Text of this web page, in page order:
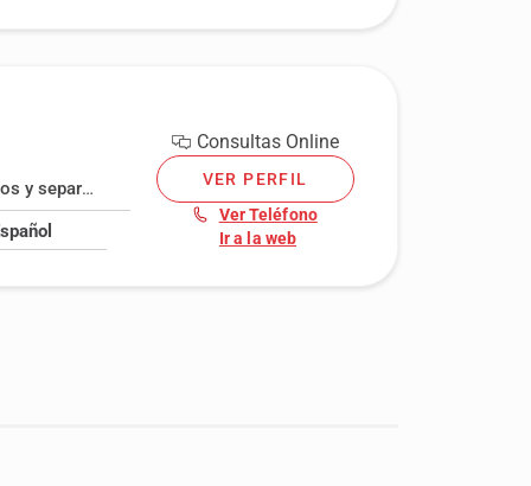
separaciones Familia ,Internacional
Pensión compensatoria
Consultas Online
VER PERFIL
Ver Teléfono
Ir a la web